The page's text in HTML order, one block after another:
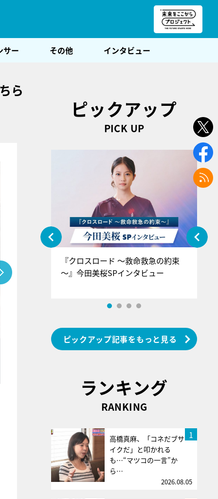
サー その他 インタビュー
ら
ピックアップ
PICK UP
』＝LOV
インタ
『クロスロード ～救命救急の約束
～』今田美桜SPインタビュー
ピックアップ記事をもっと見る
ランキング
RANKING
1
高橋真麻、「コネだブサ
イクだ」と叩かれる
も…“マツコの一言”か
ら…
2026.08.05